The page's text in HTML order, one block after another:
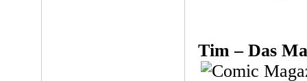
Tim – Das